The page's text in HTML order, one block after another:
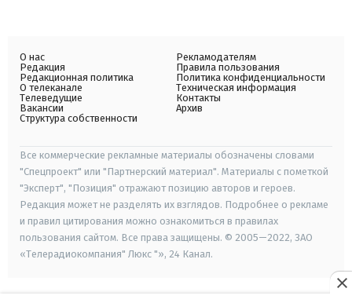
О нас
Редакция
Редакционная политика
О телеканале
Телеведущие
Вакансии
Структура собственности
Рекламодателям
Правила пользования
Политика конфиденциальности
Техническая информация
Контакты
Архив
Все коммерческие рекламные материалы обозначены словами
"Спецпроект" или "Партнерский материал". Материалы с пометкой
"Эксперт", "Позиция" отражают позицию авторов и героев.
Редакция может не разделять их взглядов. Подробнее о рекламе
и правил цитирования можно ознакомиться в правилах
пользования сайтом. Все права защищены. © 2005—2022, ЗАО
«Телерадиокомпания" Люкс "», 24 Канал.